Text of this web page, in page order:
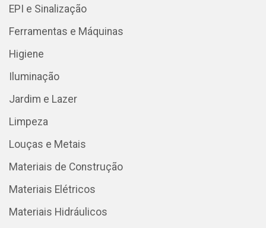
EPI e Sinalização
Ferramentas e Máquinas
Higiene
Iluminação
Jardim e Lazer
Limpeza
Louças e Metais
Materiais de Construção
Materiais Elétricos
Materiais Hidráulicos